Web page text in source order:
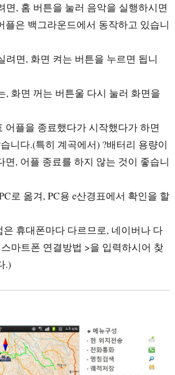
면, 홈 버튼을 눌러 음악을 실행하시면
플은 백그라운드에서 동작하고 있습니
려면, 화면 켜는 버튼을 누르면 됩니
, 화면 꺼는 버튼울 다시 눌러 화면을
어플을 종료했다가 시작했다가 하면
니다.(특히 계곡에서) ?배터리 용량이
면, 어플 종료를 하지 않는 것이 좋습니
로 옮겨, PC용 e산경표에서 확인을 할
은 휴대폰마다 다르므로, 네이버나 다
마트폰 연결방법 >을 입력하시어 찾
.)